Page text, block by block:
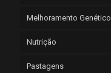
Melhoramento Genético
Nutrição
Pastagens